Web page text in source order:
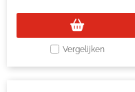
Vergelijken